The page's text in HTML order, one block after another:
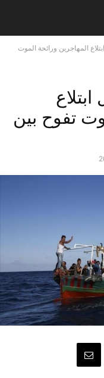
المهاجرين ورائحة الموت
تفوح بين